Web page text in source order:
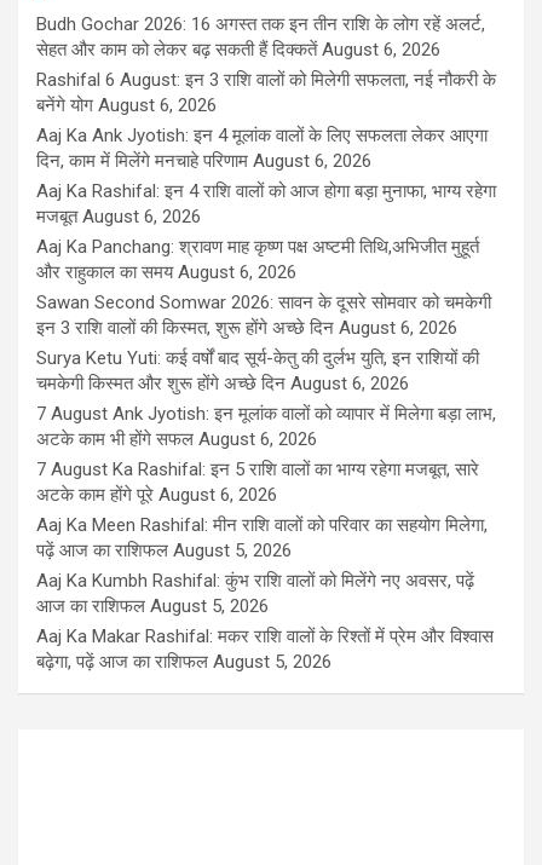
Budh Gochar 2026: 16 अगस्त तक इन तीन राशि के लोग रहें अलर्ट,
सेहत और काम को लेकर बढ़ सकती हैं दिक्कतें August 6, 2026
Rashifal 6 August: इन 3 राशि वालों को मिलेगी सफलता, नई नौकरी के
बनेंगे योग August 6, 2026
Aaj Ka Ank Jyotish: इन 4 मूलांक वालों के लिए सफलता लेकर आएगा
दिन, काम में मिलेंगे मनचाहे परिणाम August 6, 2026
Aaj Ka Rashifal: इन 4 राशि वालों को आज होगा बड़ा मुनाफा, भाग्य रहेगा
मजबूत August 6, 2026
Aaj Ka Panchang: श्रावण माह कृष्ण पक्ष अष्टमी तिथि,अभिजीत मुहूर्त
और राहुकाल का समय August 6, 2026
Sawan Second Somwar 2026: सावन के दूसरे सोमवार को चमकेगी
इन 3 राशि वालों की किस्मत, शुरू होंगे अच्छे दिन August 6, 2026
Surya Ketu Yuti: कई वर्षों बाद सूर्य-केतु की दुर्लभ युति, इन राशियों की
चमकेगी किस्मत और शुरू होंगे अच्छे दिन August 6, 2026
7 August Ank Jyotish: इन मूलांक वालों को व्यापार में मिलेगा बड़ा लाभ,
अटके काम भी होंगे सफल August 6, 2026
7 August Ka Rashifal: इन 5 राशि वालों का भाग्य रहेगा मजबूत, सारे
अटके काम होंगे पूरे August 6, 2026
Aaj Ka Meen Rashifal: मीन राशि वालों को परिवार का सहयोग मिलेगा,
पढ़ें आज का राशिफल August 5, 2026
Aaj Ka Kumbh Rashifal: कुंभ राशि वालों को मिलेंगे नए अवसर, पढ़ें
आज का राशिफल August 5, 2026
Aaj Ka Makar Rashifal: मकर राशि वालों के रिश्तों में प्रेम और विश्वास
बढ़ेगा, पढ़ें आज का राशिफल August 5, 2026